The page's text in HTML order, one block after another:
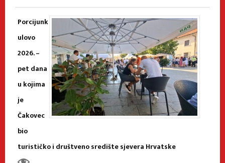
Porcijunk
ulovo
2026. –
pet dana
u kojima
je
Čakovec
bio
turističko i društveno središte sjevera Hrvatske